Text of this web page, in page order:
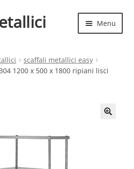
Menu
menu
child
scaffali metallici easy
1200 x 500 x 1800 ripiani lisci